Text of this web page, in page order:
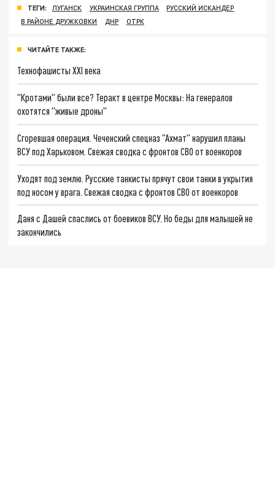
ТЕГИ: ЛУГАНСК УКРАИНСКАЯ ГРУППА
РУССКИЙ ИСКАНДЕР
В РАЙОНЕ ДРУЖКОВКИ
ДНР ОТРК
ЧИТАЙТЕ ТАКЖЕ:
Технофашисты XXI века
"Кротами" были все? Теракт в центре Москвы: На генералов
охотятся "живые дроны"
Сгоревшая операция. Чеченский спецназ "Ахмат" нарушил планы
ВСУ под Харьковом. Свежая сводка с фронтов СВО от военкоров
Уходят под землю. Русские танкисты прячут свои танки в укрытия
под носом у врага. Свежая сводка с фронтов СВО от военкоров
Даня с Дашей спаслись от боевиков ВСУ. Но беды для малышей не
закончились